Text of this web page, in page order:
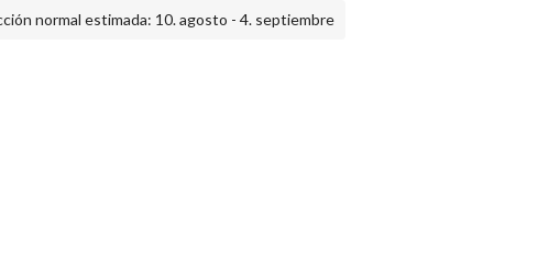
normal estimada: 10. agosto - 4. septiembre